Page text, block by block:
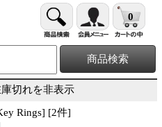
0
切れを非表示
Rings] [2件]